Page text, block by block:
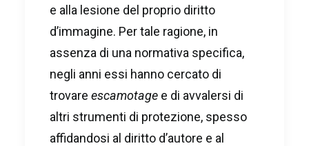
e alla lesione del proprio diritto
d’immagine. Per tale ragione, in
assenza di una normativa specifica,
negli anni essi hanno cercato di
trovare escamotage e di avvalersi di
altri strumenti di protezione, spesso
affidandosi al diritto d’autore e al